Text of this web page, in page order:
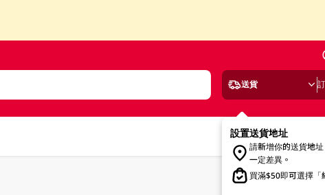
送貨
設置送貨地址
請新增你的送貨地
一定差異。
買滿$50即可選擇「